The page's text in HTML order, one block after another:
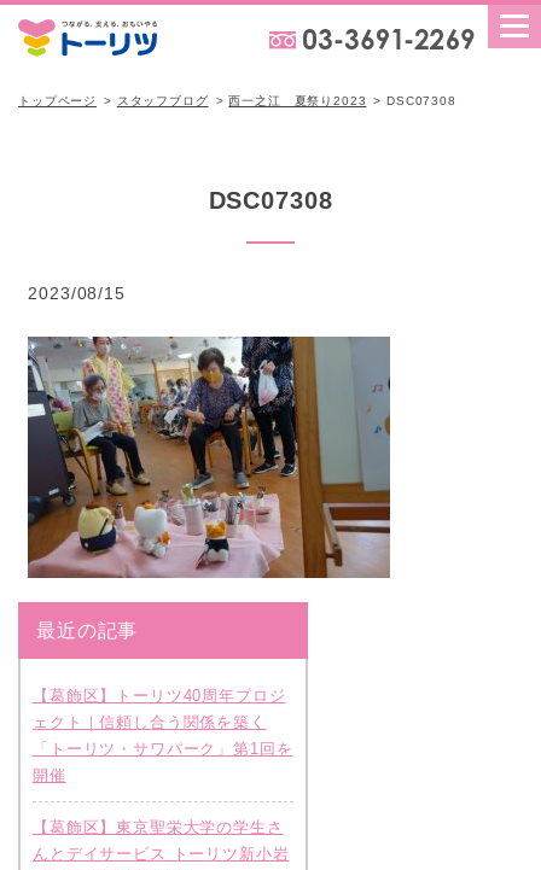
トップページ スタッフブログ 西一之江 夏祭り2023 DSC07308
DSC07308
2023/08/15
最近の記事
【葛飾区】トーリツ40周年プロジ
ェクト｜信頼し合う関係を築く
「トーリツ・サワパーク」第1回を
開催
【葛飾区】東京聖栄大学の学生さ
んとデイサービス トーリツ新小岩